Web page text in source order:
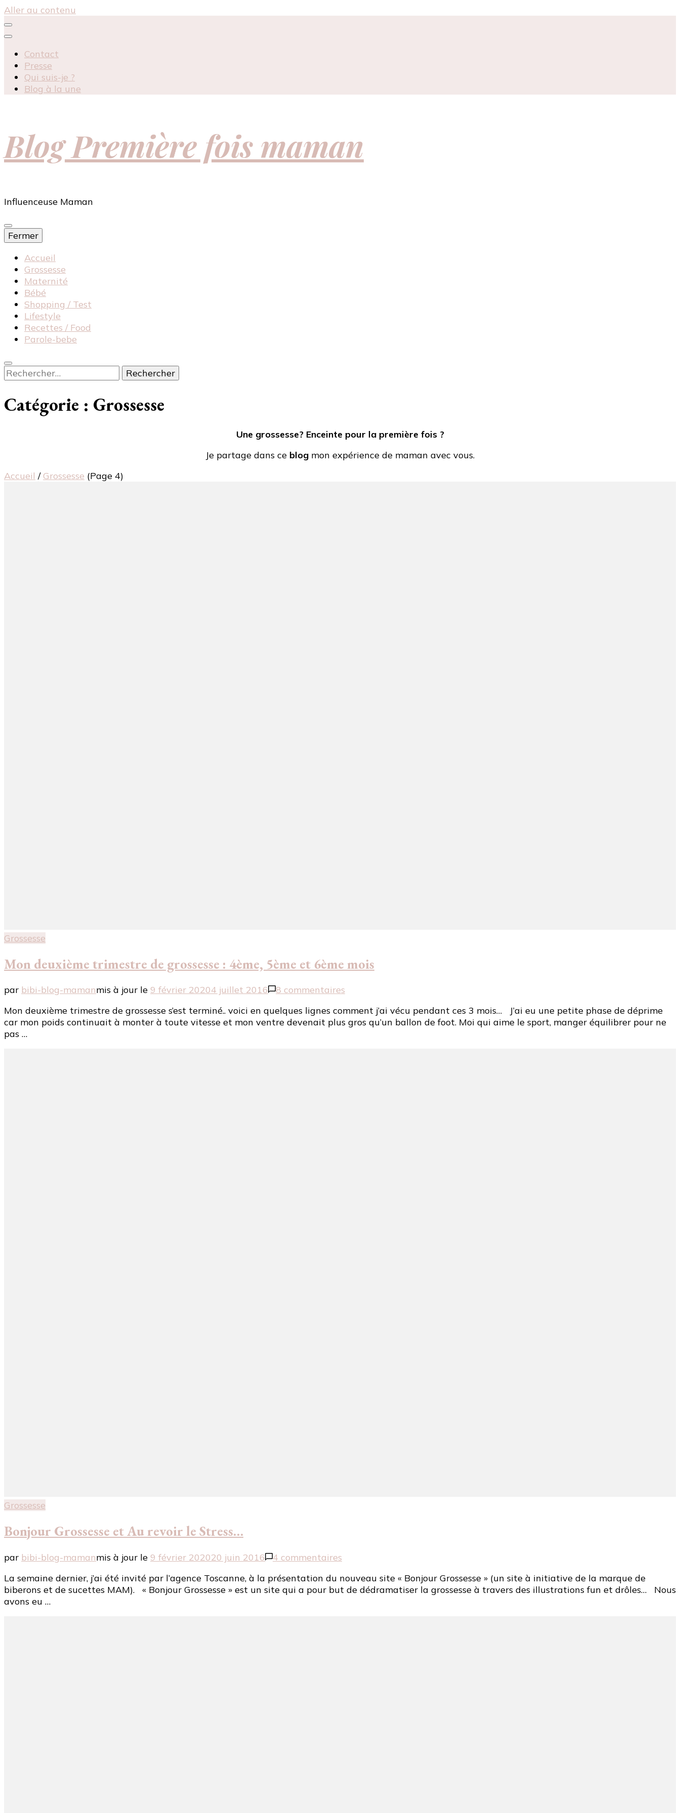
Aller au contenu
Contact
Presse
Qui suis-je ?
Blog à la une
Blog Première fois maman
Influenceuse Maman
Fermer
Accueil
Grossesse
Maternité
Bébé
Shopping / Test
Lifestyle
Recettes / Food
Parole-bebe
Rechercher :
Catégorie : Grossesse
Une grossesse? Enceinte pour la première fois ?
Je partage dans ce blog mon expérience de maman avec vous.
Accueil / Grossesse (Page 4)
Grossesse
Mon deuxième trimestre de grossesse : 4ème, 5ème et 6ème mois
par bibi-blog-mamanmis à jour le 9 février 20204 juillet 2016 8 commentaires
deuxième
trimestre
Mon deuxième trimestre de grossesse s’est terminé.. voici en quelques lignes comment j’ai vécu pendant ces 3 mois… J’ai eu une petite phase de déprime
car mon poids continuait à monter à toute vitesse et mon ventre devenait plus gros qu’un ballon de foot. Moi qui aime le sport, manger équilibrer pour ne
pas …
Grossesse
Bonjour Grossesse et Au revoir le Stress…
par bibi-blog-mamanmis à jour le 9 février 202020 juin 2016 4 commentaires
Grossesse
et
La semaine dernier, j’ai été invité par l’agence Toscanne, à la présentation du nouveau site « Bonjour Grossesse » (un site à initiative de la marque de
biberons et de sucettes MAM). « Bonjour Grossesse » est un site qui a pour but de dédramatiser la grossesse à travers des illustrations fun et drôles… Nous
avons eu …